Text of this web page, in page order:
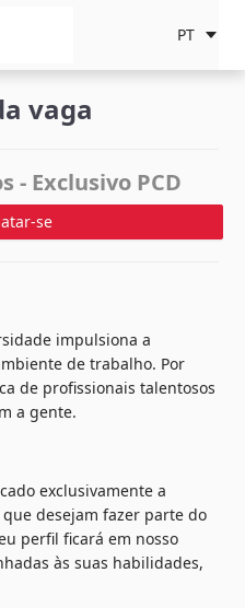
PT
vaga
- Exclusivo PCD
se
impulsiona a
de trabalho. Por
de profissionais talentosos
a gente.
exclusivamente a
que desejam fazer parte do
perfil ficará em nosso
às suas habilidades,